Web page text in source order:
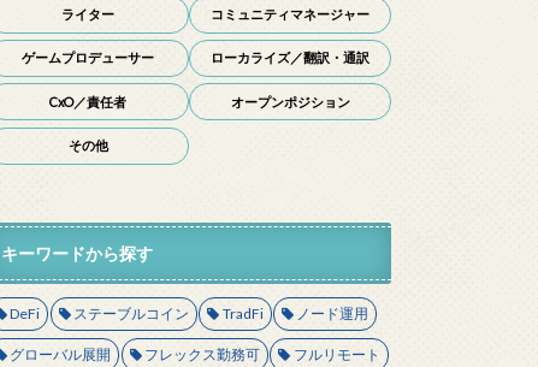
ライター コミュニティマネージャー
ゲームプロデューサー ローカライズ／翻訳・通訳
CxO／責任者 オープンポジション
その他
キーワードから探す
DeFi ステーブルコイン TradFi ノード運用
グローバル展開 フレックス勤務可 フルリモート